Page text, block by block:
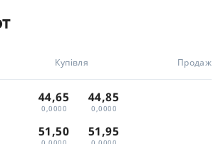
Купівля Продаж
44,65
0,0000
44,85
0,0000
51,50 51,95